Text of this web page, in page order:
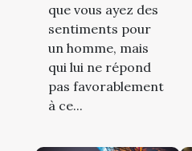
que vous ayez des
sentiments pour
un homme, mais
qui lui ne répond
pas favorablement
à ce...